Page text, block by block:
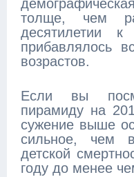
толще, чем
десятилетии
прибавлялось
возрастов.
Если вы
пирамиду на
сужение выше
сильное, чем
детской
году до менее